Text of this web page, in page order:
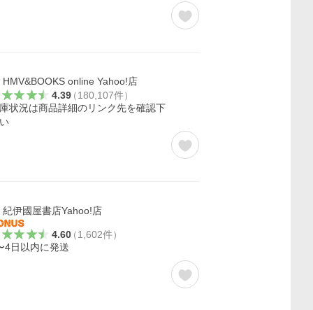
HMV&BOOKS online Yahoo!店
4.39（180,107件）
状況は商品詳細のリンク先を確認下
紀伊國屋書店Yahoo!店
4.60（1,602件）
4日以内に発送